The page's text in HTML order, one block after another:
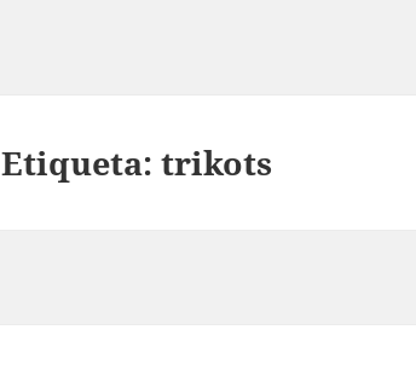
Etiqueta:trikots